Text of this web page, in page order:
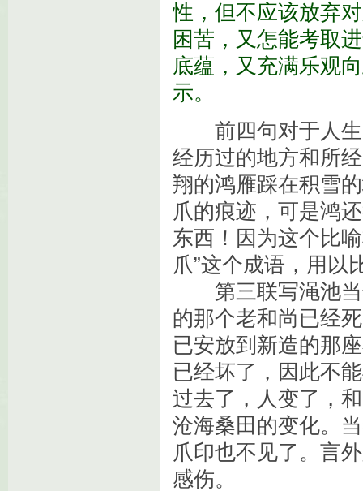
性，但不应该放弃
困苦，又怎能考取
底蕴，又充满乐观
示。
前四句对于人生
经历过的地方和所
翔的鸿雁踩在积雪
爪的痕迹，可是鸿
东西！因为这个比
爪”这个成语，用以
第三联写渑池当
的那个老和尚已经
已安放到新造的那
已经坏了，因此不
过去了，人变了，
沧海桑田的变化。
爪印也不见了。言
感伤。